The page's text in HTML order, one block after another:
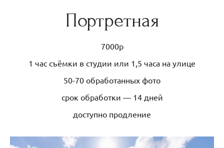
Портретная
7000р
1 час съёмки в студии или 1,5 часа на улице
50-70 обработанных фото
срок обработки — 14 дней
доступно продление